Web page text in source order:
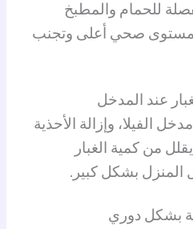
للحمام والمطبخ
مستوى صحي أعلى وتجنب
عند المدخل
الفيلا، وإزالة الأحذية
من كمية الغبار
المنزل بشكل كبير.
بشكل دوري